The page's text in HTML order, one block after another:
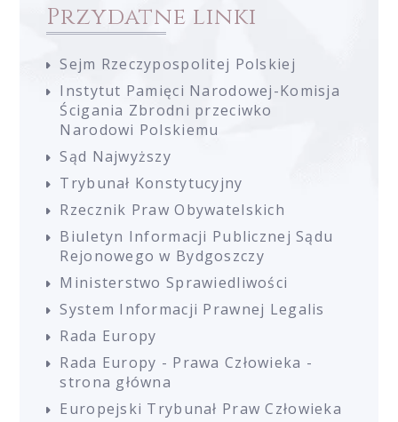
Przydatne linki
Sejm Rzeczypospolitej Polskiej
Instytut Pamięci Narodowej-Komisja
Ścigania Zbrodni przeciwko
Narodowi Polskiemu
Sąd Najwyższy
Trybunał Konstytucyjny
Rzecznik Praw Obywatelskich
Biuletyn Informacji Publicznej Sądu
Rejonowego w Bydgoszczy
Ministerstwo Sprawiedliwości
System Informacji Prawnej Legalis
Rada Europy
Rada Europy - Prawa Człowieka -
strona główna
Europejski Trybunał Praw Człowieka